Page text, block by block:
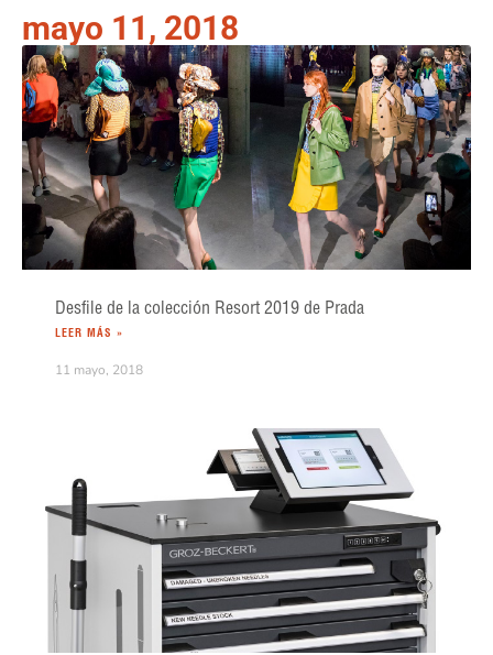
mayo 11, 2018
Desfile de la colección Resort 2019 de Prada
LEER MÁS »
11 mayo, 2018